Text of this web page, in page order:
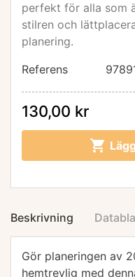
perfekt för alla som
stilren och
planering.
Referens
130,00 kr

Beskrivning
Gör planeringen av
hemtrevlig med